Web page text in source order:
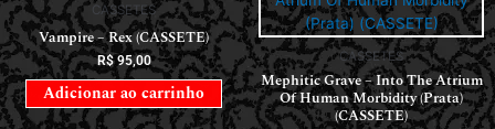
CASSETES
Vampire – Rex (CASSETE)
R$95,00
Adicionar ao carrinho
CASSETES
Mephitic Grave – Into The Atrium
Of Human Morbidity (Prata)
(CASSETE)